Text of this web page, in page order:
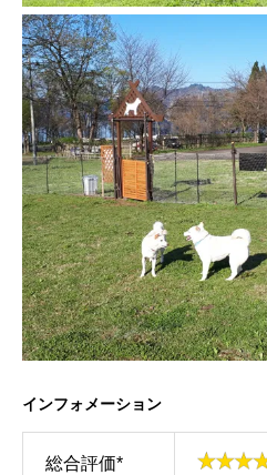
インフォメーション
総合評価*